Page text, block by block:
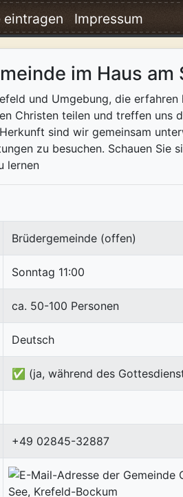
eintragen Impressum
im Haus
und Umgebung, die
Christen teilen und treffen uns
sind wir gemeinsam
zu besuchen. Schauen Sie
lernen
Brüdergemeinde (offen)
Sonntag 11:00
ca. 50-100 Personen
Deutsch
✅ (ja, während des
+49 02845-32887